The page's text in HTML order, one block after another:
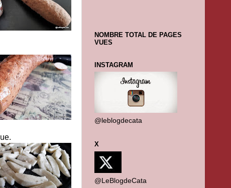
NOMBRE TOTAL DE PAGES
VUES
INSTAGRAM
@leblogdecata
X
@LeBlogdeCata